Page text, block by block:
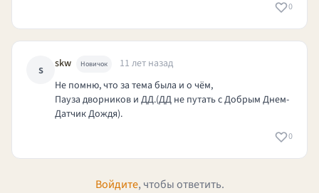
0
s skw Новичок
11 лет назад
Не помню, что за тема была и о чём,
Пауза дворников и ДД.(ДД не путать с Добрым Днем-
Датчик Дождя).
0
Войдите, чтобы ответить.